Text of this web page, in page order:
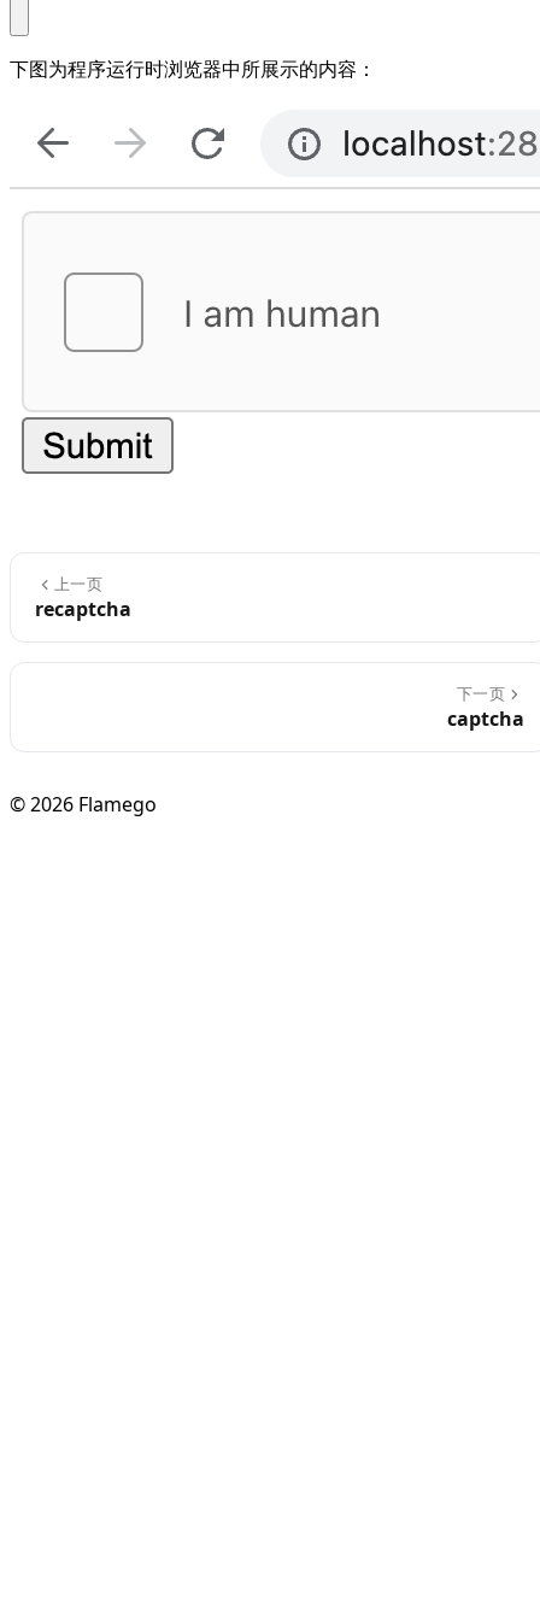
下图为程序运行时浏览器中所展示的内容：
上一页
recaptcha
下一页
captcha
© 2026 Flamego